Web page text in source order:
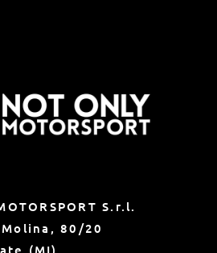
S.r.l.
80/20
(MI)